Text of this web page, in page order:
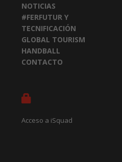
NOTICIAS
#FERFUTUR Y
TECNIFICACIÓN
GLOBAL TOURISM
HANDBALL
CONTACTO
Acceso a iSquad